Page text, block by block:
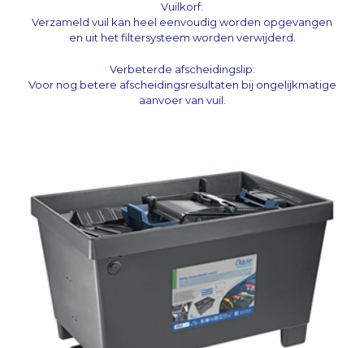
Vuilkorf:
Verzameld vuil kan heel eenvoudig worden opgevangen
en uit het filtersysteem worden verwijderd.
Verbeterde afscheidingslip:
Voor nog betere afscheidingsresultaten bij ongelijkmatige
aanvoer van vuil.